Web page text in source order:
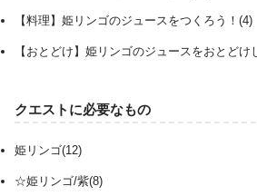
【料理】姫リンゴのジュースをつくろう！(4)
【おとどけ】姫リンゴのジュースをおとどけ
クエストに必要なもの
姫リンゴ(12)
☆姫リンゴ/紫(8)